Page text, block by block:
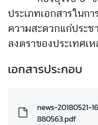
า
ร
ป
ฏิ
ติ
น
ประเภทเอกสารในก
ความสะดวกแก่ประช
ลงตราของประเทศเ
เอกสารประกอบ
news-20180521-
880563.pdf